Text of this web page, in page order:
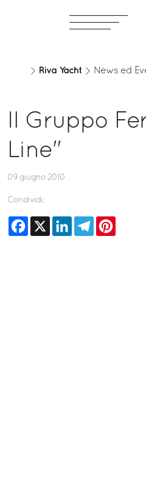
Riva Yacht News ed
Il Gruppo
Line"
09 giugno 2010
Condividi:
Facebook
X LinkedInTelegram